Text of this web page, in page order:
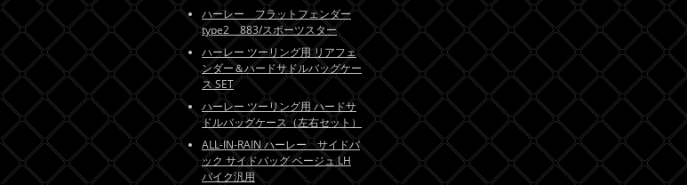
ハーレー フラットフェンダー
type2 883/スポーツスター
ハーレー ツーリング用 リアフェ
ンダー＆ハードサドルバッグケー
ス SET
ハーレー ツーリング用 ハードサ
ドルバッグケース（左右セット）
ALL-IN-RAIN ハーレー サイドバ
ック サイドバッグ ベージュ LH
バイク汎用